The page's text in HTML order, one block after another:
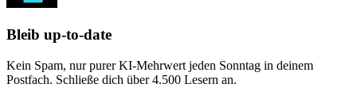
Bleib up-to-date
Kein Spam, nur purer KI-Mehrwert jeden Sonntag in deinem
Postfach. Schließe dich über4.500 Lesern an.